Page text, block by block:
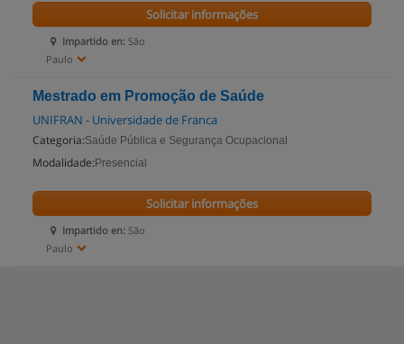
Impartido en: São
Paulo
Solicitar informações
Mestrado em Promoção de Saúde
UNIFRAN - Universidade de Franca
Categoria:Saúde Pública e Segurança Ocupacional
Modalidade: Presencial
Impartido en: São
Paulo
Solicitar informações